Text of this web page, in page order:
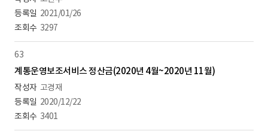
2021/01/26
3297
63
계통운영보조서비스 정산금(2020년 4월~2020년 11월)
고경재
2020/12/22
3401